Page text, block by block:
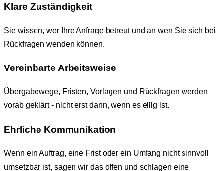
Klare Zuständigkeit
Sie wissen, wer Ihre Anfrage betreut und an wen Sie sich bei
Rückfragen wenden können.
Vereinbarte Arbeitsweise
Übergabewege, Fristen, Vorlagen und Rückfragen werden
vorab geklärt - nicht erst dann, wenn es eilig ist.
Ehrliche Kommunikation
Wenn ein Auftrag, eine Frist oder ein Umfang nicht sinnvoll
umsetzbar ist, sagen wir das offen und schlagen eine